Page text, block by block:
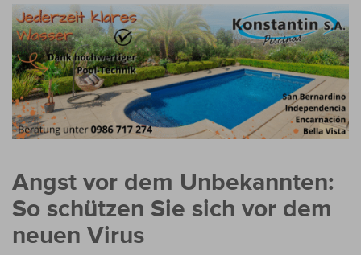
Angst vor dem Unbekannten:
So schützen Sie sich vor dem
neuen Virus